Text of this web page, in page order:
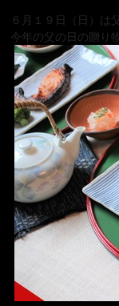
６月１９日（日）は
今年の父の日の贈り
お部屋のご紹介
結婚式・披露宴
ご接待
慶事
宴会